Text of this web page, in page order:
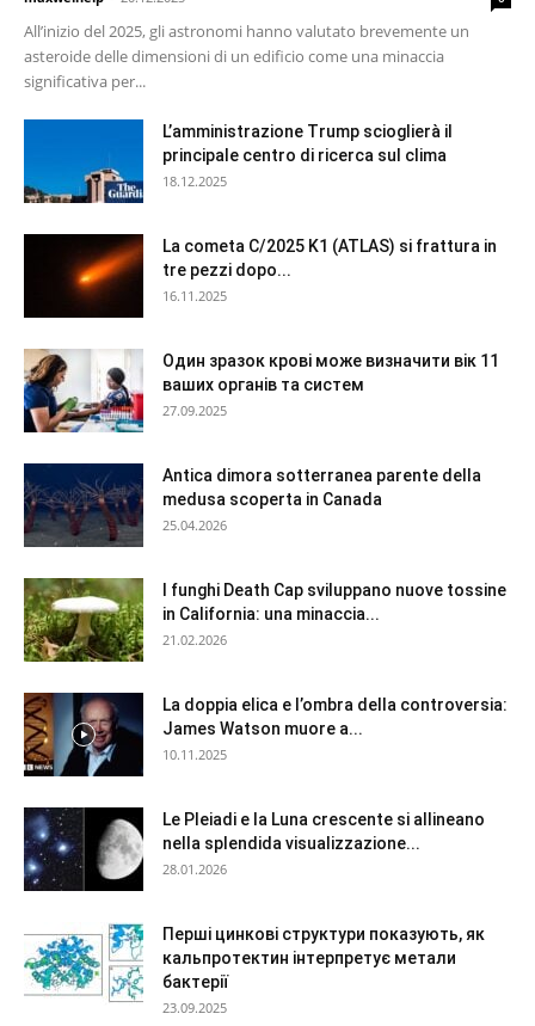
All’inizio del 2025, gli astronomi hanno valutato brevemente un
asteroide delle dimensioni di un edificio come una minaccia
significativa per...
L’amministrazione Trump scioglierà il
principale centro di ricerca sul clima
18.12.2025
La cometa C/2025 K1 (ATLAS) si frattura in
tre pezzi dopo...
16.11.2025
Один зразок крові може визначити вік 11
ваших органів та систем
27.09.2025
Antica dimora sotterranea parente della
medusa scoperta in Canada
25.04.2026
I funghi Death Cap sviluppano nuove tossine
in California: una minaccia...
21.02.2026
La doppia elica e l’ombra della controversia:
James Watson muore a...
10.11.2025
Le Pleiadi e la Luna crescente si allineano
nella splendida visualizzazione...
28.01.2026
Перші цинкові структури показують, як
кальпротектин інтерпретує метали
бактерії
23.09.2025